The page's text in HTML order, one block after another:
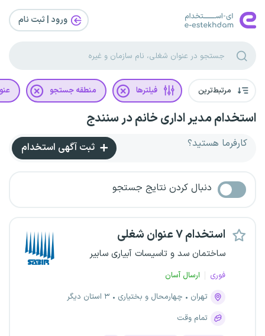
ورود | ثبت‌ نام
مرتبط‌ترین فیلترها منطقه جستجو
استخدام مدیر اداری خانم در سنندج
کارفرما هستید؟ ثبت آگهی استخدام
دنبال کردن نتایج جستجو
استخدام ۷ عنوان شغلی
ساختمان سد و تاسیسات آبیاری سابیر
فوری
ارسال آسان
تهران
چهارمحال و بختیاری
۳ استان دیگر
تمام وقت